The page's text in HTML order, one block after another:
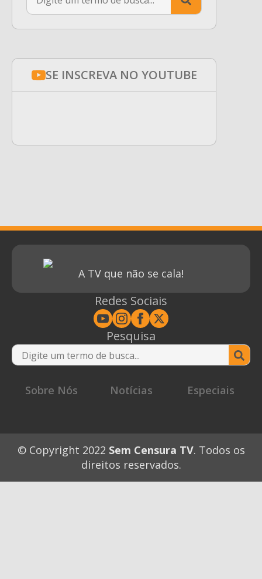
SE INSCREVA NO YOUTUBE
A TV que não se cala!
Redes Sociais
Pesquisa
Sobre Nós
Notícias Especiais
© Copyright 2022 Sem Censura TV. Todos os
direitos reservados.